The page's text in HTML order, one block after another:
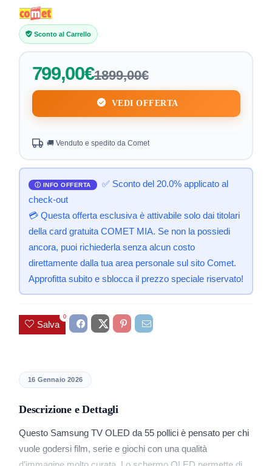
Sconto al Carrello
799,00€1899,00€
VEDI OFFERTA
🚚 Venduto e spedito da Comet
✅ Sconto del 20.0% applicato al
check-out
💳 Questa offerta esclusiva è attivabile solo dai titolari
della card gratuita COMET MIA. Se non la possiedi
ancora, puoi richiederla senza alcun costo
direttamente dalla tua area personale sul sito Comet.
Approfitta subito e sblocca il prezzo speciale riservato!
Salva
0
16 Gennaio 2026
Descrizione e Dettagli
Questo Samsung TV OLED da 55 pollici è pensato per chi
vuole godersi film, serie e giochi con una qualità